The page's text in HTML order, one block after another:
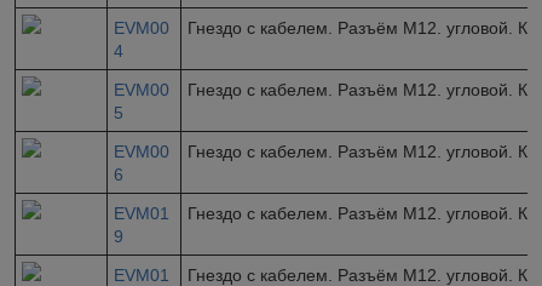
EVM00
4
Гнездо с кабелем. Разъём M12. угловой.
EVM00
5
Гнездо с кабелем. Разъём M12. угловой.
EVM00
6
Гнездо с кабелем. Разъём M12. угловой.
EVM01
9
Гнездо с кабелем. Разъём M12. угловой.
EVM01
Гнездо с кабелем. Разъём M12. угловой.